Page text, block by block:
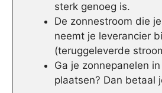
sterk genoeg is.
De zonnestroom die
neemt je leverancier
(teruggeleverde
Ga je zonnepanelen
plaatsen? Dan betaal